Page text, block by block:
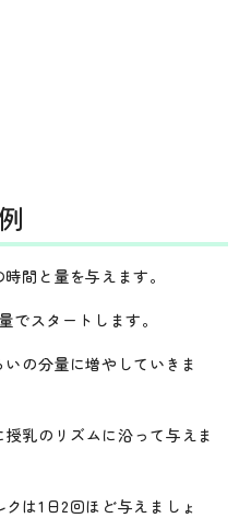
間と量を与えます。
でスタートします。
の分量に増やしていきま
乳のリズムに沿って与えま
は1日2回ほど与えましょ